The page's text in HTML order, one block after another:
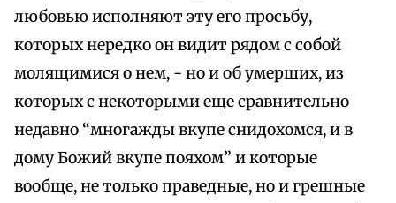
любовью исполняют эту его просьбу,
которых нередко он видит рядом с собой
молящимися о нем, - но и об умерших, из
которых с некоторыми еще сравнительно
недавно “многажды вкупе снидохомся, и в
дому Божий вкупе пояхом” и которые
вообще, не только праведные, но и грешные